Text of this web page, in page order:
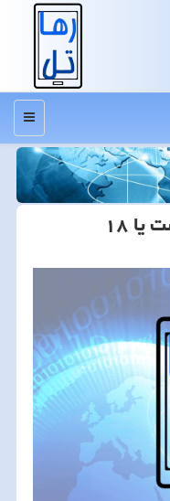
منو
شرف الشمس ۱۹ فروردین است یا ۱۸